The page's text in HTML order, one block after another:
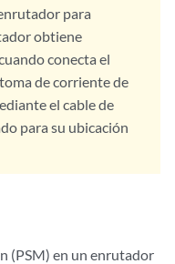
para
obtiene
conecta el
de corriente de
el cable de
para su ubicación
(PSM) en un enrutador